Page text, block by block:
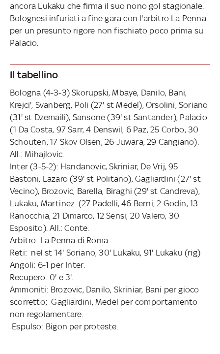
ancora Lukaku che firma il suo nono gol stagionale.
Bolognesi infuriati a fine gara con l'arbitro La Penna
per un presunto rigore non fischiato poco prima su
Palacio.
Il tabellino
Bologna (4-3-3) Skorupski, Mbaye, Danilo, Bani,
Krejci', Svanberg, Poli (27' st Medel), Orsolini, Soriano
(31' st Dzemaili), Sansone (39' st Santander), Palacio
(1 Da Costa, 97 Sarr, 4 Denswil, 6 Paz, 25 Corbo, 30
Schouten, 17 Skov Olsen, 26 Juwara, 29 Cangiano).
All.: Mihajlovic.
Inter (3-5-2): Handanovic, Skriniar, De Vrij, 95
Bastoni, Lazaro (39' st Politano), Gagliardini (27' st
Vecino), Brozovic, Barella, Biraghi (29' st Candreva),
Lukaku, Martinez. (27 Padelli, 46 Berni, 2 Godin, 13
Ranocchia, 21 Dimarco, 12 Sensi, 20 Valero, 30
Esposito). All.: Conte.
Arbitro: La Penna di Roma.
Reti: nel st 14' Soriano, 30' Lukaku, 91' Lukaku (rig)
Angoli: 6-1 per Inter.
Recupero: 0' e 3'.
Ammoniti: Brozovic, Danilo, Skriniar, Bani per gioco
scorretto; Gagliardini, Medel per comportamento
non regolamentare.
Espulso: Bigon per proteste.